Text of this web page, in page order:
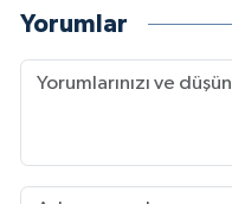
Yorumlar